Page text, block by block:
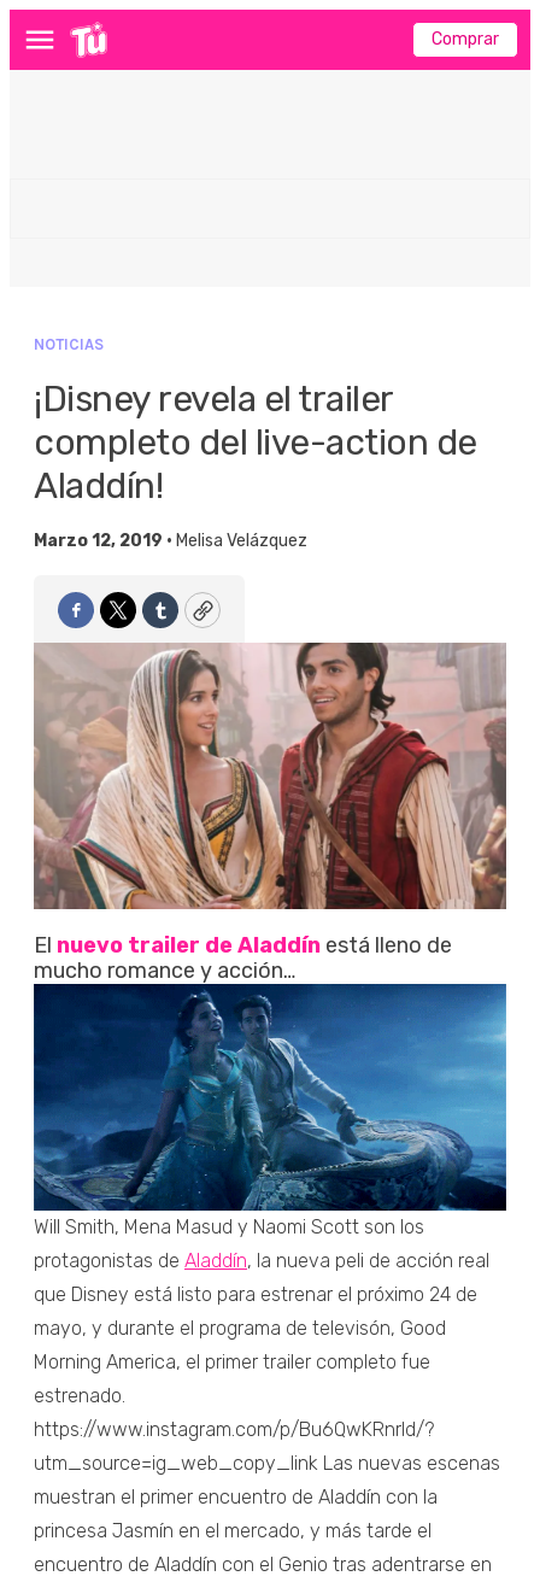
Menú Comprar
NOTICIAS
¡Disney revela el trailer
completo del live-action de
Aladdín!
Marzo 12, 2019 • Melisa Velázquez
Facebook
TwitterTumblrCopy
El nuevo trailer de Aladdín está lleno de
mucho romance y acción…
Will Smith, Mena Masud y Naomi Scott son los
protagonistas de Aladdín, la nueva peli de acción real
que Disney está listo para estrenar el próximo 24 de
mayo, y durante el programa de televisón, Good
Morning America, el primer trailer completo fue
estrenado.
https://www.instagram.com/p/Bu6QwKRnrId/?
utm_source=ig_web_copy_link Las nuevas escenas
muestran el primer encuentro de Aladdín con la
princesa Jasmín en el mercado, y más tarde el
encuentro de Aladdín con el Genio tras adentrarse en